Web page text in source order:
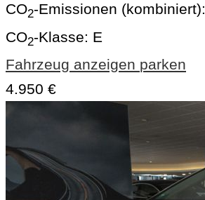
CO2-Emissionen (kombiniert):
CO2-Klasse: E
Fahrzeug anzeigen parken
4.950 €